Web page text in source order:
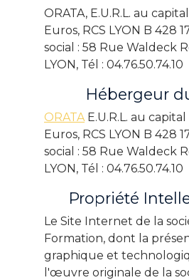
ORATA, E.U.R.L. au
Euros, RCS LYON B 428
social : 58 Rue Waldeck
LYON, Tél : 04.76.50.74.10
Hébergeur
ORATAE.U.R.L. au capital
Euros, RCS LYON B 428
social : 58 Rue Waldeck
LYON, Tél : 04.76.50.74.10
Propriété
Le Site Internet de la
Formation, dont la
graphique et
l'œuvre originale de la